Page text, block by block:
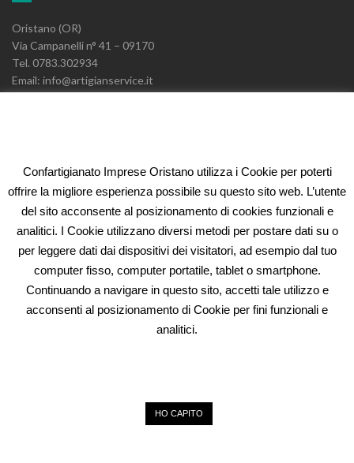
Oristano (OR)
Via Campanelli n° 41 – 09170
Tel. 0783.302934
Email: info@artigianservice.it
ELEONORA FIDI
Oristano (OR)
Tel. 0783.302934
Email: fidi@artigianservice.it
PEC: eleonorafidi@pec.it
P.IVA: 00720010958
Confartigianato Imprese Oristano utilizza i Cookie per poterti
offrire la migliore esperienza possibile su questo sito web. L’utente
del sito acconsente al posizionamento di cookies funzionali e
analitici. I Cookie utilizzano diversi metodi per postare dati su o
per leggere dati dai dispositivi dei visitatori, ad esempio dal tuo
computer fisso, computer portatile, tablet o smartphone.
Continuando a navigare in questo sito, accetti tale utilizzo e
acconsenti al posizionamento di Cookie per fini funzionali e
analitici.
HO CAPITO